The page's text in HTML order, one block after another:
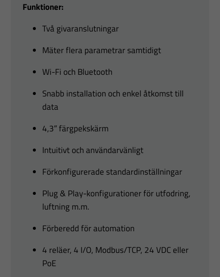
Funktioner:
Två givaranslutningar
Mäter flera parametrar samtidigt
Wi-Fi och Bluetooth
Snabb installation och enkel åtkomst till
data
4,3″ färgpekskärm
Intuitivt och användarvänligt
Förkonfigurerade standardinställningar
Plug & Play-konfigurationer för utfodring,
luftning m.m.
Förberedd för automation
4 reläer, 4 I/O, Modbus/TCP, 24 VDC eller
PoE